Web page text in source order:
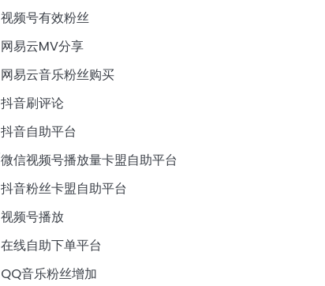
视频号有效粉丝
网易云MV分享
网易云音乐粉丝购买
抖音刷评论
抖音自助平台
微信视频号播放量卡盟自助平台
抖音粉丝卡盟自助平台
视频号播放
在线自助下单平台
QQ音乐粉丝增加